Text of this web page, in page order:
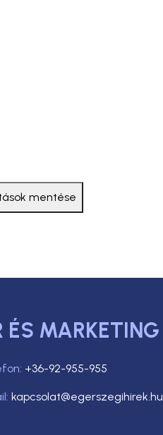
mentése
ÉS MARKETING
+36-92-955-955
kapcsolat@egerszegihirek.hu